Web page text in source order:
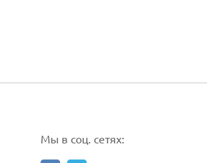
Мы в соц. сетях: